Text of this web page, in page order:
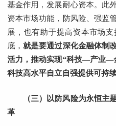
基金作用，发展耐心资本。此
资本市场功能，防风险、强监
展，也有助于提高资本市场
底，就是要通过深化金融体制
活力，推动实现“科技—产业—
科技高水平自立自强提供可持
（三）以防风险为永恒主
革